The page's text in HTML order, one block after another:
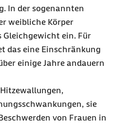
In der sogenannten
weibliche Körper
Gleichgewicht ein. Für
das eine Einschränkung
einige Jahre andauern
sie
von Frauen in